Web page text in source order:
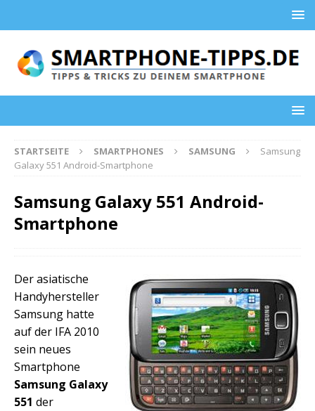
STARTSEITE SMARTPHONES SAMSUNG
Samsung
Galaxy 551 Android-Smartphone
Samsung Galaxy 551 Android-
Smartphone
Der asiatische
Handyhersteller
Samsung hatte
auf der IFA 2010
sein neues
Smartphone
Samsung Galaxy
551 der